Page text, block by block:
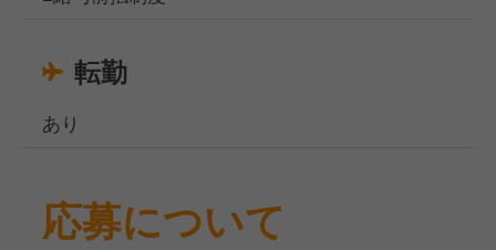
転勤
あり
応募について